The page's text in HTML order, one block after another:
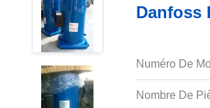
Danfoss
Numéro De
Nombre De